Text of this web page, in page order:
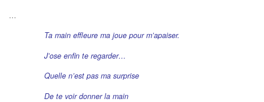
…
Ta main effleure ma joue pour m’apaiser.
J’ose enfin te regarder…
Quelle n’est pas ma surprise
De te voir donner la main